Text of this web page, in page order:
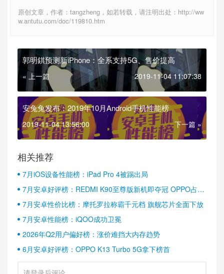
原创文章，作者：tangzheng，如若转载，请注明出处：http://ww
w.antutu.com/doc/119810.htm
郭明錤预测新iPhone：全系支持5G、售价提高
« 上一篇 2019-11-04 11:07:38
安兔兔发布：2019年10月Android手机性能榜
2019-11-04 13:56:00 下一篇 »
相关推荐
7月iOS设备性能榜：iPad Pro 4被踢出局
7月安卓好评榜：REDMI K90至尊版新机即夺冠 OPPO占据
半壁江山
7月安卓性价比榜：摩托罗拉称霸千元档 旗舰芯片全面下放
7月安卓性能榜：iQOO成功卫冕
2026年Q2用户偏好榜：涨价难挡大内存趋势
6月安卓好评榜：OPPO K13 Turbo 5G拿下榜首